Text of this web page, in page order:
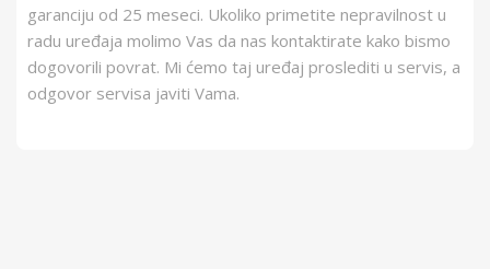
garanciju od 25 meseci. Ukoliko primetite nepravilnost u
radu uređaja molimo Vas da nas kontaktirate kako bismo
dogovorili povrat. Mi ćemo taj uređaj proslediti u servis, a
odgovor servisa javiti Vama.